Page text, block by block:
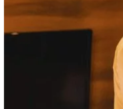
Šport a
Ekonomika
Turistika
Cyklistika